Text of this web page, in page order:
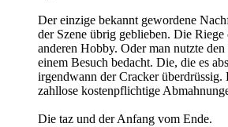
Der einzige bekannt gewordene
der Szene übrig geblieben. Die
anderen Hobby. Oder man nutzte
einem Besuch bedacht. Die, die es
irgendwann der Cracker
zahllose kostenpflichtige
Die taz und der Anfang vom Ende.